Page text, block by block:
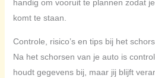
handig om vooruit te plannen zodat
komt te staan.
Controle, risico’s en tips bij het
Na het schorsen van je auto is
houdt gegevens bij, maar jij blijft